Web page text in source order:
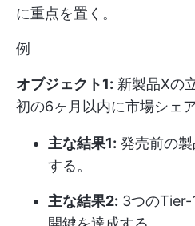
に重点を置く。
例
オブジェクト1: 新製品Xの
初の6ヶ月以内に市場シェ
主な結果1: 発売前の
する。
主な結果2: 3つのTier-